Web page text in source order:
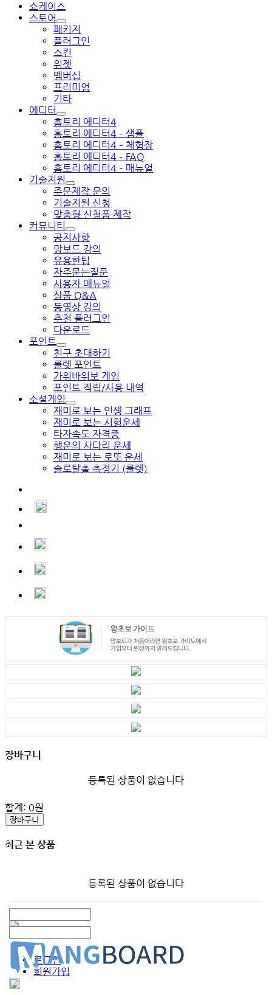
쇼케이스
스토어
패키지
플러그인
스킨
위젯
멤버십
프리미엄
기타
에디터
홈토리 에디터4
홈토리 에디터4 – 샘플
홈토리 에디터4 – 체험장
홈토리 에디터4 – FAQ
홈토리 에디터4 – 매뉴얼
기술지원
주문제작 문의
기술지원 신청
맞춤형 신청폼 제작
커뮤니티
공지사항
망보드 강의
유용한팁
자주묻는질문
사용자 매뉴얼
상품 Q&A
동영상 강의
추천 플러그인
다운로드
포인트
친구 초대하기
룰렛 포인트
가위바위보 게임
포인트 적립/사용 내역
소셜게임
재미로 보는 인생 그래프
재미로 보는 시험운세
타자속도 자격증
행운의 사다리 운세
재미로 보는 로또 운세
솔로탈출 측정기 (룰렛)
장바구니
등록된 상품이 없습니다
합계: 0원
장바구니
최근 본 상품
등록된 상품이 없습니다
로그인
회원가입